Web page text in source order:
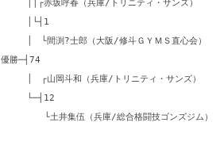
││┌赤坂呼春（兵庫/トリニティ・サンズ）
│└┤1
│ └間渕?士郎（大阪/修斗ＧＹＭＳ直心会）
優勝─┤74
│ ┌山岡斗和（兵庫/トリニティ・サンズ）
└─┤12
└土井集伍（兵庫/総合格闘技ゴンズジム）